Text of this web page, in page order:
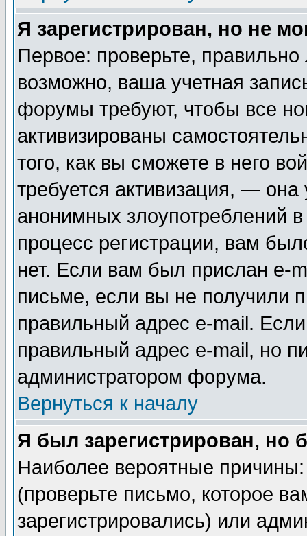
Я зарегистрирован, но не
Первое: проверьте,
возможно, ваша учетная
форумы требуют, чтобы все
активизированы
того, как вы сможете в него
требуется активизация, —
анонимных злоупотреблений
процесс регистрации, вам
нет. Если вам был прислан e-
письме, если вы не получили
правильный адрес e-mail.
правильный адрес e-mail, но
администратором форума.
Вернуться к началу
Я был зарегистрирован, но
Наиболее вероятные
(проверьте письмо, которое
зарегистрировались) или